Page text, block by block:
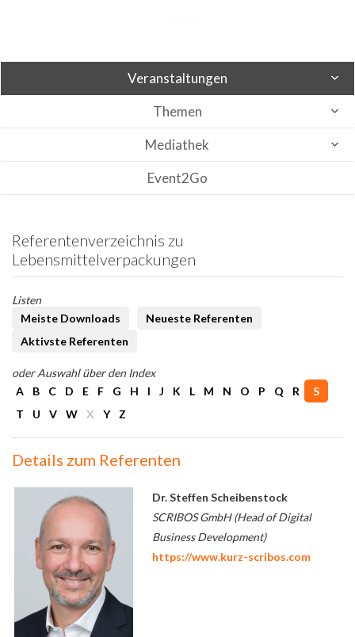
Veranstaltungen
Themen
Mediathek
Event2Go
Referentenverzeichnis zu
Lebensmittelverpackungen
Listen
Meiste Downloads
Neueste Referenten
Aktivste Referenten
oder Auswahl über den Index
A
B C D E F G H I J K L M N O P Q R
S
T
U V W X Y Z
Details zum Referenten
Dr. Steffen Scheibenstock
SCRIBOS GmbH (Head of Digital
Business Development)
https://www.kurz-scribos.com